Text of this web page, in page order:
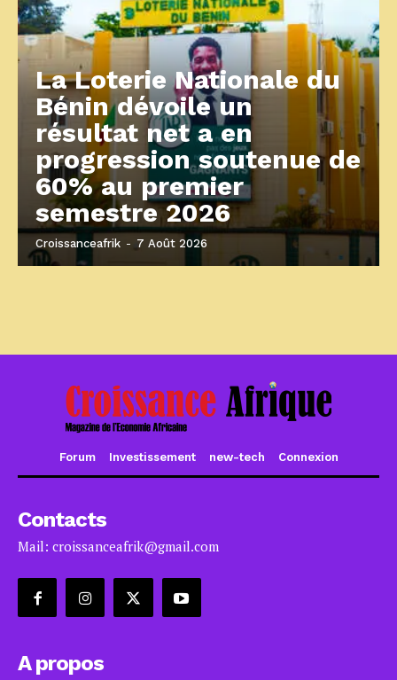
La Loterie Nationale du
Bénin dévoile un
résultat net a en
progression soutenue de
60% au premier
semestre 2026
Croissanceafrik - 7 Août 2026
Forum Investissement new-tech Connexion
Contacts
Mail: croissanceafrik@gmail.com
A propos